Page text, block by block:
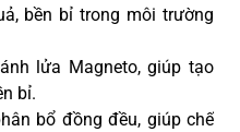
bền bỉ trong môi trường
lửa Magneto, giúp tạo
bỉ.
bổ đồng đều, giúp chế